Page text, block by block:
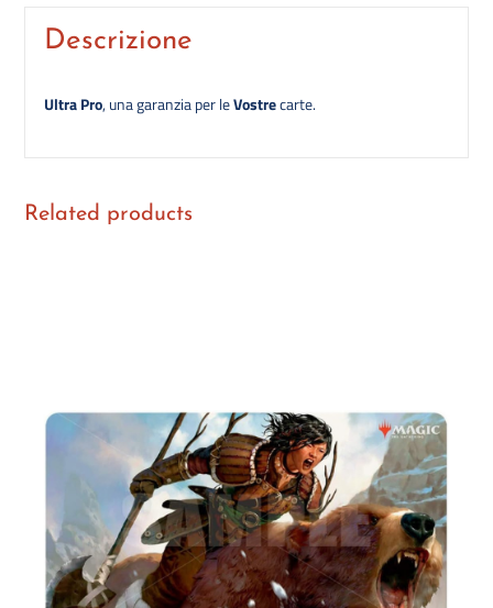
Descrizione
Ultra Pro, una garanzia per leVostrecarte.
Related products